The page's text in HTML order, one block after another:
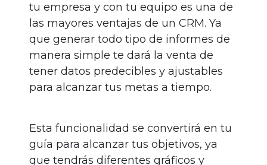
tu empresa y con tu equipo es una de
las mayores ventajas de un CRM. Ya
que generar todo tipo de informes de
manera simple te dará la venta de
tener datos predecibles y ajustables
para alcanzar tus metas a tiempo.
Esta funcionalidad se convertirá en tu
guía para alcanzar tus objetivos, ya
que tendrás diferentes gráficos y